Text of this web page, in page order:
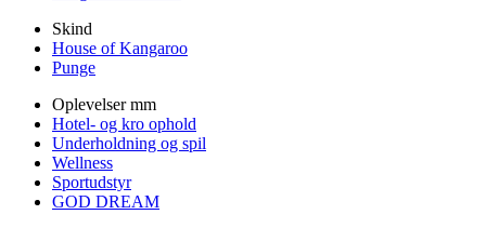
Skind
House of Kangaroo
Punge
Oplevelser mm
Hotel- og kro ophold
Underholdning og spil
Wellness
Sportudstyr
GOD DREAM